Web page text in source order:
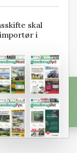
skal
i